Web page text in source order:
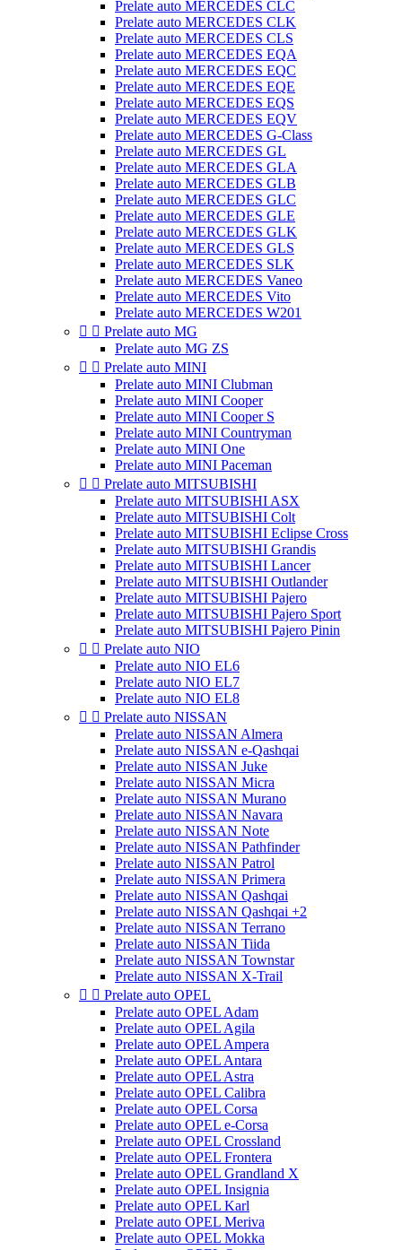
Prelate auto MERCEDES CLC
Prelate auto MERCEDES CLK
Prelate auto MERCEDES CLS
Prelate auto MERCEDES EQA
Prelate auto MERCEDES EQC
Prelate auto MERCEDES EQE
Prelate auto MERCEDES EQS
Prelate auto MERCEDES EQV
Prelate auto MERCEDES G-Class
Prelate auto MERCEDES GL
Prelate auto MERCEDES GLA
Prelate auto MERCEDES GLB
Prelate auto MERCEDES GLC
Prelate auto MERCEDES GLE
Prelate auto MERCEDES GLK
Prelate auto MERCEDES GLS
Prelate auto MERCEDES SLK
Prelate auto MERCEDES Vaneo
Prelate auto MERCEDES Vito
Prelate auto MERCEDES W201
  Prelate auto MG
Prelate auto MG ZS
  Prelate auto MINI
Prelate auto MINI Clubman
Prelate auto MINI Cooper
Prelate auto MINI Cooper S
Prelate auto MINI Countryman
Prelate auto MINI One
Prelate auto MINI Paceman
  Prelate auto MITSUBISHI
Prelate auto MITSUBISHI ASX
Prelate auto MITSUBISHI Colt
Prelate auto MITSUBISHI Eclipse Cross
Prelate auto MITSUBISHI Grandis
Prelate auto MITSUBISHI Lancer
Prelate auto MITSUBISHI Outlander
Prelate auto MITSUBISHI Pajero
Prelate auto MITSUBISHI Pajero Sport
Prelate auto MITSUBISHI Pajero Pinin
  Prelate auto NIO
Prelate auto NIO EL6
Prelate auto NIO EL7
Prelate auto NIO EL8
  Prelate auto NISSAN
Prelate auto NISSAN Almera
Prelate auto NISSAN e-Qashqai
Prelate auto NISSAN Juke
Prelate auto NISSAN Micra
Prelate auto NISSAN Murano
Prelate auto NISSAN Navara
Prelate auto NISSAN Note
Prelate auto NISSAN Pathfinder
Prelate auto NISSAN Patrol
Prelate auto NISSAN Primera
Prelate auto NISSAN Qashqai
Prelate auto NISSAN Qashqai +2
Prelate auto NISSAN Terrano
Prelate auto NISSAN Tiida
Prelate auto NISSAN Townstar
Prelate auto NISSAN X-Trail
  Prelate auto OPEL
Prelate auto OPEL Adam
Prelate auto OPEL Agila
Prelate auto OPEL Ampera
Prelate auto OPEL Antara
Prelate auto OPEL Astra
Prelate auto OPEL Calibra
Prelate auto OPEL Corsa
Prelate auto OPEL e-Corsa
Prelate auto OPEL Crossland
Prelate auto OPEL Frontera
Prelate auto OPEL Grandland X
Prelate auto OPEL Insignia
Prelate auto OPEL Karl
Prelate auto OPEL Meriva
Prelate auto OPEL Mokka